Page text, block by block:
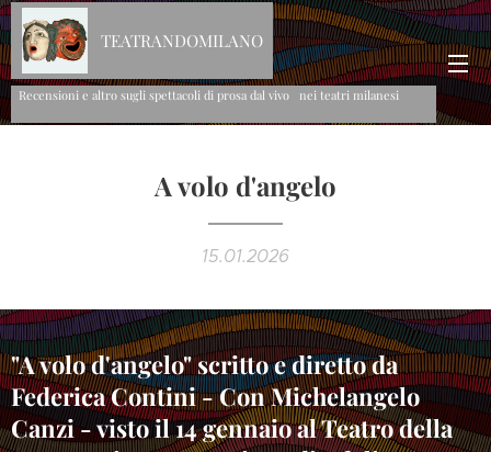
TEATRANDOMILANO
Recensioni e altro sugli spettacoli di prosa dal vivo nei teatri milanesi
A volo d'angelo
15.01.2026
"A volo d'angelo" scritto e diretto da
Federica Contini - Con Michelangelo
Canzi - visto il 14 gennaio al Teatro della